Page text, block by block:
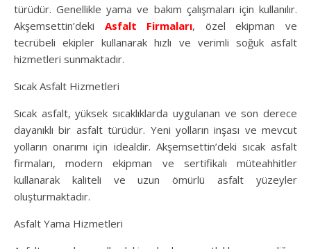
türüdür. Genellikle yama ve bakım çalışmaları için kullanılır.
Akşemsettin’deki Asfalt Firmaları, özel ekipman ve
tecrübeli ekipler kullanarak hızlı ve verimli soğuk asfalt
hizmetleri sunmaktadır.
Sıcak Asfalt Hizmetleri
Sıcak asfalt, yüksek sıcaklıklarda uygulanan ve son derece
dayanıklı bir asfalt türüdür. Yeni yolların inşası ve mevcut
yolların onarımı için idealdir. Akşemsettin’deki sıcak asfalt
firmaları, modern ekipman ve sertifikalı müteahhitler
kullanarak kaliteli ve uzun ömürlü asfalt yüzeyler
oluşturmaktadır.
Asfalt Yama Hizmetleri